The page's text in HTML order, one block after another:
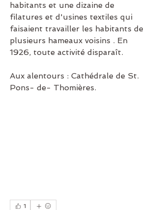
habitants et une dizaine de
filatures et d'usines textiles qui
faisaient travailler les habitants de
plusieurs hameaux voisins . En
1926, toute activité disparaît.
Aux alentours : Cathédrale de St.
Pons- de- Thomières.
1